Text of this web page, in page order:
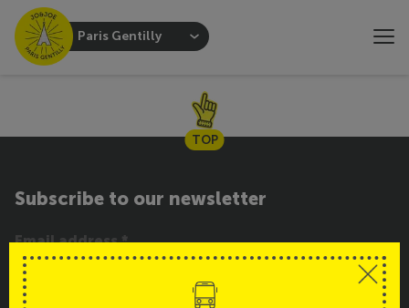
Paris Gentilly
TOP
Subscribe to our newsletter
SUBSCRIBE